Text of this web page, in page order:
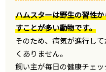
ハムスターは野生の習性
すことが多い動物です。
そのため、病気が進行し
くありません。
飼い主が毎日の健康チェ